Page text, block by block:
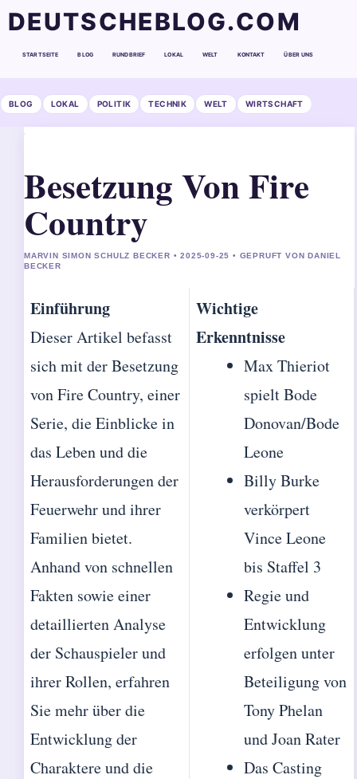
DEUTSCHEBLOG.COM
STARTSEITE BLOG RUNDBRIEF LOKAL WELT KONTAKT ÜBER UNS
BLOG LOKAL POLITIK TECHNIK WELT WIRTSCHAFT
Besetzung Von Fire
Country
MARVIN SIMON SCHULZ BECKER • 2025-09-25 • GEPRUFT VON DANIEL
BECKER
Einführung
Dieser Artikel befasst
sich mit der Besetzung
von Fire Country, einer
Serie, die Einblicke in
das Leben und die
Herausforderungen der
Feuerwehr und ihrer
Familien bietet.
Anhand von schnellen
Fakten sowie einer
detaillierten Analyse
der Schauspieler und
ihrer Rollen, erfahren
Sie mehr über die
Entwicklung der
Charaktere und die
Wichtige
Erkenntnisse
Max Thieriot
spielt Bode
Donovan/Bode
Leone
Billy Burke
verkörpert
Vince Leone
bis Staffel 3
Regie und
Entwicklung
erfolgen unter
Beteiligung von
Tony Phelan
und Joan Rater
Das Casting